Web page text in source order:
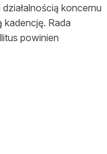
działalnością koncernu
Rada
powinien